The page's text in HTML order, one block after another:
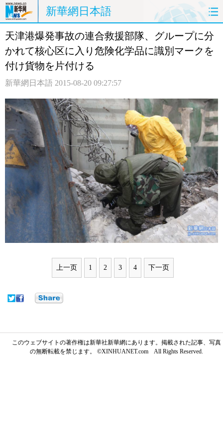
新華網日本語
ホームページ 政治 経済
社会
観光 評論
中日対訳
天津港爆発事故の連合救援部隊、グループに分
かれて核心区に入り危険化学品に識別マークを
付け貨物を片付ける
新華網日本語 2015-08-20 09:27:57
上一页 1 2 3 4 下一页
このウェブサイトの著作権は新華社新華網にあります。掲載された記事、写真
の無断転載を禁じます。 ©XINHUANET.com All Rights Reserved.